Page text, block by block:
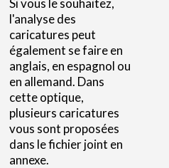
Si vous le souhaitez,
l'analyse des
caricatures peut
également se faire en
anglais, en espagnol ou
en allemand. Dans
cette optique,
plusieurs caricatures
vous sont proposées
dans le fichier joint en
annexe.